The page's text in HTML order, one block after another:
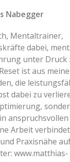
Nabegger
Mentaltrainer,
dabei,
unter Druck
ist aus
die
dabei zu
anspruchsvollen
Arbeit verbindet
Praxisnähe
www.matthias-